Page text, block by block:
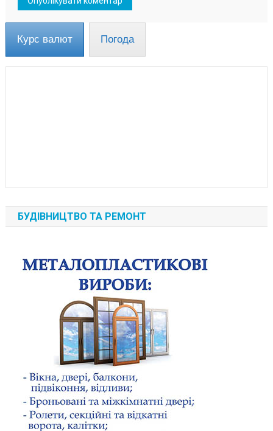
Курс валют Погода
БУДІВНИЦТВО ТА РЕМОНТ